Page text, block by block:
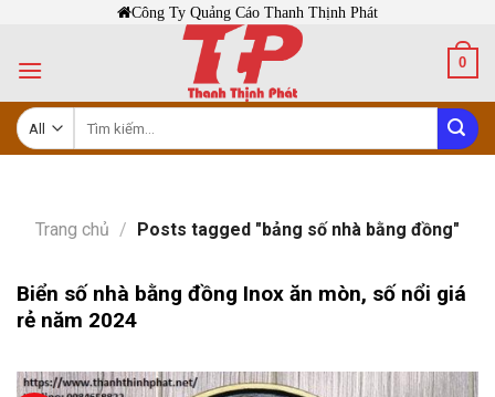
content
Công Ty Quảng Cáo Thanh Thịnh Phát
0
kiếm:
Trang chủ / Posts tagged "bảng số nhà bằng đồng"
Biển số nhà bằng đồng Inox ăn mòn, số nổi giá
rẻ năm 2024